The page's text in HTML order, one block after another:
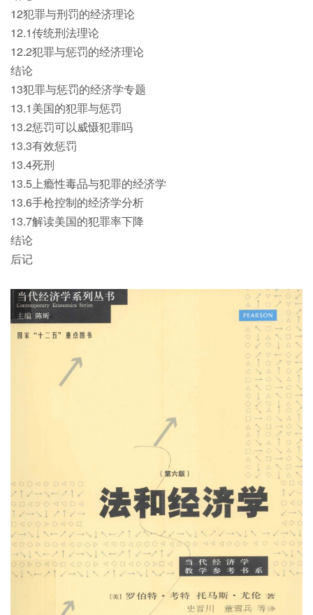
12犯罪与刑罚的经济理论
12.1传统刑法理论
12.2犯罪与惩罚的经济理论
结论
13犯罪与惩罚的经济学专题
13.1美国的犯罪与惩罚
13.2惩罚可以威慑犯罪吗
13.3有效惩罚
13.4死刑
13.5上瘾性毒品与犯罪的经济学
13.6手枪控制的经济学分析
13.7解读美国的犯罪率下降
结论
后记